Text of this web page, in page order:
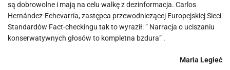
są dobrowolne i mają na celu walkę z dezinformacja. Carlos
Hernández-Echevarría, zastępca przewodniczącej Europejskiej Sieci
Standardów Fact-checkingu tak to wyraził: ” Narracja o uciszaniu
konserwatywnych głosów to kompletna bzdura” .
Maria Legieć